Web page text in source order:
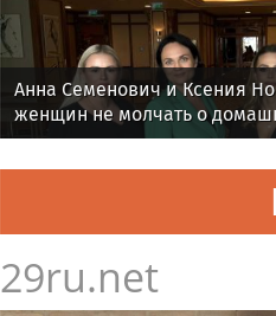
Анна Семенович и Ксения
женщин не молчать о
29ru.net